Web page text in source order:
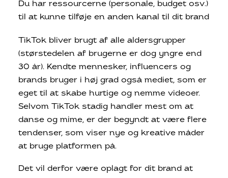
Du har ressourcerne (personale, budget osv.)
til at kunne tilføje en anden kanal til dit brand
TikTok bliver brugt af alle aldersgrupper
(størstedelen af ​​brugerne er dog yngre end
30 år). Kendte mennesker, influencers og
brands bruger i høj grad også mediet, som er
eget til at skabe hurtige og nemme videoer.
Selvom TikTok stadig handler mest om at
danse og mime, er der begyndt at være flere
tendenser, som viser nye og kreative måder
at bruge platformen på.
Det vil derfor være oplagt for dit brand at